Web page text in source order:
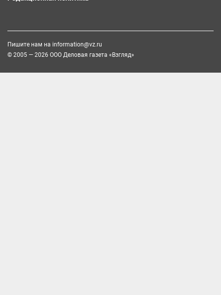
Пишите нам на information@vz.ru
© 2005 — 2026 ООО Деловая газета «Взгляд»